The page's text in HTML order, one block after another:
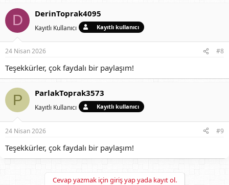
D DerinToprak4095
Kayıtlı Kullanıcı Kayıtlı kullanıcı
24 Nisan 2026 #8
Teşekkürler, çok faydalı bir paylaşım!
P ParlakToprak3573
Kayıtlı Kullanıcı Kayıtlı kullanıcı
24 Nisan 2026 #9
Teşekkürler, çok faydalı bir paylaşım!
Cevap yazmak için giriş yap yada kayıt ol.